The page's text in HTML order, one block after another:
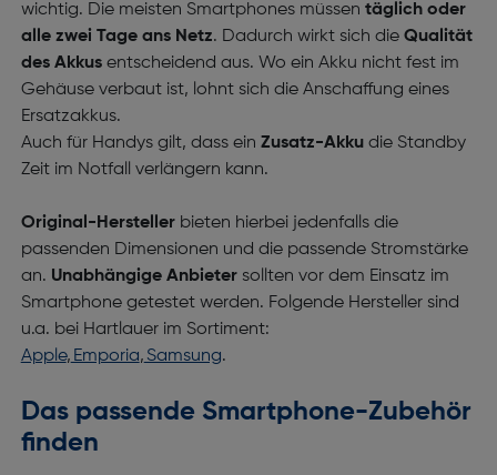
wichtig. Die meisten Smartphones müssen täglich oder
alle zwei Tage ans Netz. Dadurch wirkt sich die Qualität
des Akkusentscheidend aus. Wo ein Akku nicht fest im
Gehäuse verbaut ist, lohnt sich die Anschaffung eines
Ersatzakkus.
Auch für Handys gilt, dass ein Zusatz-Akkudie Standby
Zeit im Notfall verlängern kann.
Original-Herstellerbieten hierbei jedenfalls die
passenden Dimensionen und die passende Stromstärke
an. Unabhängige Anbietersollten vor dem Einsatz im
Smartphone getestet werden. Folgende Hersteller sind
u.a. bei Hartlauer im Sortiment:
Apple, Emporia, Samsung.
Das passende Smartphone-Zubehör
finden